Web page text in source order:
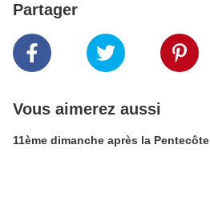
Partager
Vous aimerez aussi
11ème dimanche après la Pentecôte